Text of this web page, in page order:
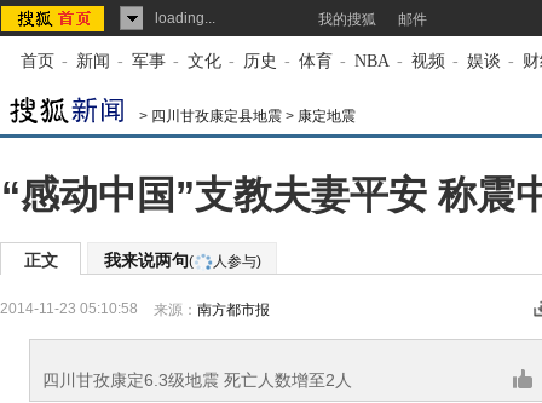
loading... 我的搜狐 邮件
首页 - 新闻 - 军事 - 文化 - 历史 - 体育 - NBA - 视频 - 娱谈 -
> 四川甘孜康定县地震 > 康定地震
“感动中国”支教夫妻平安 称震
正文 我来说两句( 人参与)
2014-11-23 05:10:58 来源： 南方都市报
四川甘孜康定6.3级地震 死亡人数增至2人